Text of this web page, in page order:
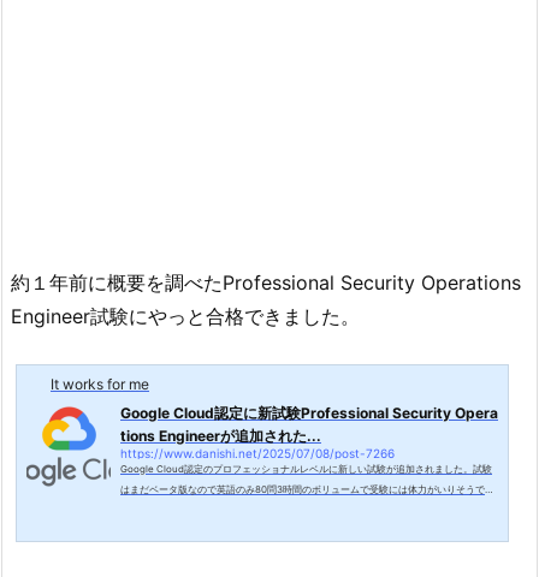
約１年前に概要を調べたProfessional Security Operations
Engineer試験にやっと合格できました。
It works for me
Google Cloud認定に新試験Professional Security Opera
tions Engineerが追加された...
https://www.danishi.net/2025/07/08/post-7266
Google Cloud認定のプロフェッショナルレベルに新しい試験が追加されました。試験
はまだベータ版なので英語のみ80問3時間のボリュームで受験には体力がいりそうで